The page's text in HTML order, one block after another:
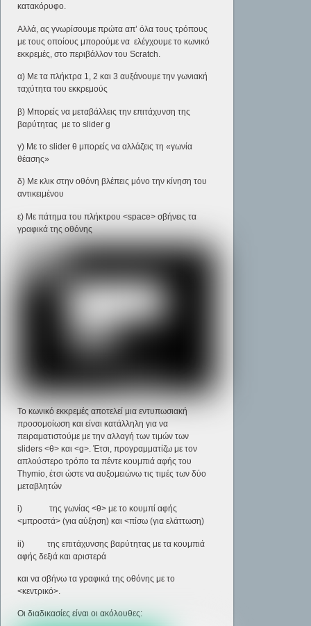
κατακόρυφο.
Αλλά, ας γνωρίσουμε πρώτα απ’ όλα τους τρόπους
με τους οποίους μπορούμε να ελέγχουμε το κωνικό
εκκρεμές, στο περιβάλλον του Scratch.
α) Με τα πλήκτρα 1, 2 και 3 αυξάνουμε την γωνιακή
ταχύτητα του εκκρεμούς
β) Μπορείς να μεταβάλλεις την επιτάχυνση της
βαρύτητας με το slider g
γ) Με το slider θ μπορείς να αλλάζεις τη «γωνία
θέασης»
δ) Με κλικ στην οθόνη βλέπεις μόνο την κίνηση του
αντικειμένου
ε) Με πάτημα του πλήκτρου <space> σβήνεις τα
γραφικά της οθόνης
Το κωνικό εκκρεμές αποτελεί μια εντυπωσιακή
προσομοίωση και είναι κατάλληλη για να
πειραματιστούμε με την αλλαγή των τιμών των
sliders <θ> και <g>. Έτσι, προγραμματίζω με τον
απλούστερο τρόπο τα πέντε κουμπιά αφής του
Thymio, έτσι ώστε να αυξομειώνω τις τιμές των δύο
μεταβλητών
i) της γωνίας <θ> με το κουμπί αφής
<μπροστά> (για αύξηση) και <πίσω (για ελάττωση)
ii) της επιτάχυνσης βαρύτητας με τα κουμπιά
αφής δεξιά και αριστερά
και να σβήνω τα γραφικά της οθόνης με το
<κεντρικό>.
Οι διαδικασίες είναι οι ακόλουθες: